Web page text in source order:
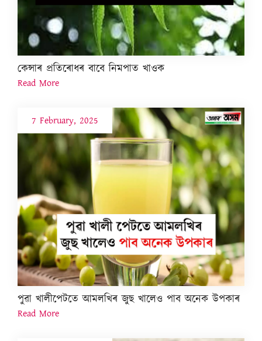
কেন্সাৰ প্ৰতিৰোধৰ বাবে নিমপাত খাওক
Read More
7 February, 2025
পুৱা খালীপেটতে আমলখিৰ জুছ খালেও পাব অনেক উপকাৰ
Read More